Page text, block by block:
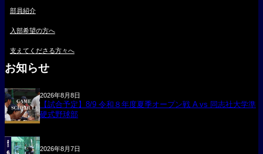
部員紹介
入部希望の方へ
支えてくださる方々へ
お知らせ
2026年8月8日
【試合予定】8/9 令和８年度夏季オープン戦 A vs 同志社大学準
硬式野球部
2026年8月7日